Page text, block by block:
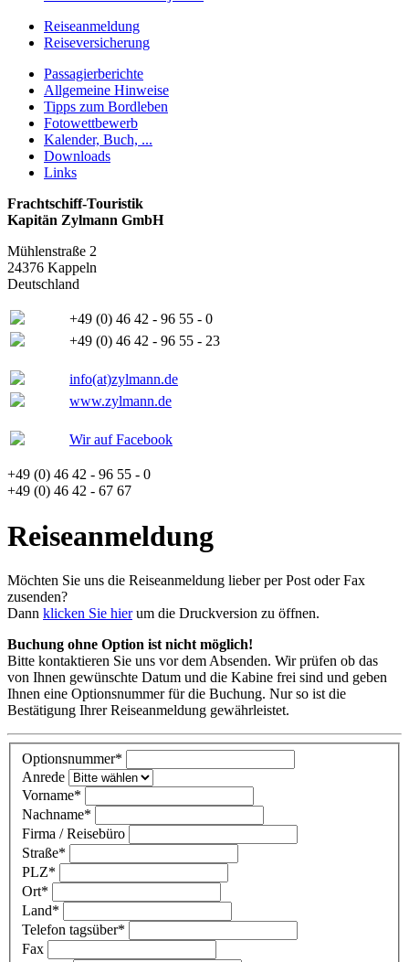
Reiseanmeldung
Reiseversicherung
Passagierberichte
Allgemeine Hinweise
Tipps zum Bordleben
Fotowettbewerb
Kalender, Buch, ...
Downloads
Links
Frachtschiff-Touristik
Kapitän Zylmann GmbH
Mühlenstraße 2
24376 Kappeln
Deutschland
+49 (0) 46 42 - 96 55 - 0
+49 (0) 46 42 - 96 55 - 23
info(at)zylmann.de
www.zylmann.de
Wir auf Facebook
+49 (0) 46 42 - 96 55 - 0
+49 (0) 46 42 - 67 67
Reiseanmeldung
Möchten Sie uns die Reiseanmeldung lieber per Post oder Fax
zusenden?
Dann klicken Sie hierum die Druckversion zu öffnen.
Buchung ohne Option ist nicht möglich!
Bitte kontaktieren Sie uns vor dem Absenden. Wir prüfen ob das
von Ihnen gewünschte Datum und die Kabine frei sind und geben
Ihnen eine Optionsnummer für die Buchung. Nur so ist die
Bestätigung Ihrer Reiseanmeldung gewährleistet.
Optionsnummer*
Anrede
Vorname*
Nachname*
Firma / Reisebüro
Straße*
PLZ*
Ort*
Land*
Telefon tagsüber*
Fax